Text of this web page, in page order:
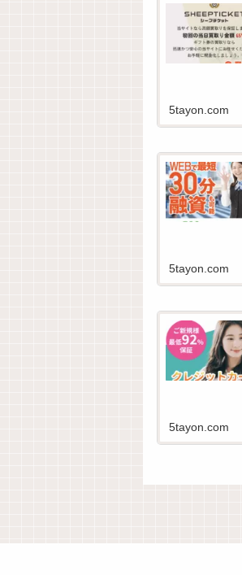
5tayon.com
5tayon.com
5tayon.com